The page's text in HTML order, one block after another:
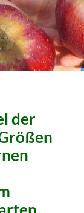
der